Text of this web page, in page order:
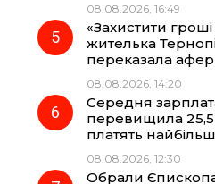
08.08.2026, 16:49
«Захистити
жителька
переказала
08.08.2026, 14:20
Середня
перевищила 25,5
платять
08.08.2026, 12:30
Обрали